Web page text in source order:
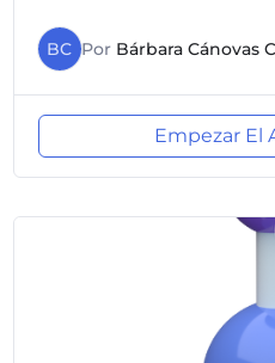
BC Por Bárbara Cánovas
Empezar El